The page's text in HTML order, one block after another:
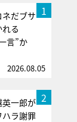
1
だブサ
る
言”か
2026.08.05
2
英一郎が
ラ謝罪